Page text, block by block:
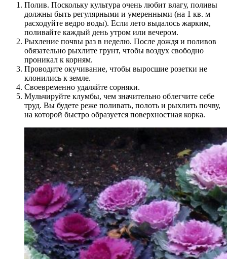
Полив. Поскольку культура очень любит влагу, поливы
должны быть регулярными и умеренными (на 1 кв. м
расходуйте ведро воды). Если лето выдалось жарким,
поливайте каждый день утром или вечером.
Рыхление почвы раз в неделю. После дождя и поливов
обязательно рыхлите грунт, чтобы воздух свободно
проникал к корням.
Проводите окучивание, чтобы выросшие розетки не
клонились к земле.
Своевременно удаляйте сорняки.
Мульчируйте клумбы, чем значительно облегчите себе
труд. Вы будете реже поливать, полоть и рыхлить почву,
на которой быстро образуется поверхностная корка.